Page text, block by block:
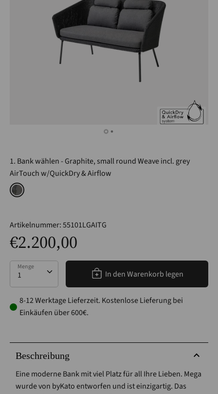
1. Bank wählen Graphite, small round Weave incl. grey
AirTouch w/QuickDry & Airflow
Artikelnummer:55101LGAITG
€2.200,00
Menge
Menge
In den Warenkorb legen
8-12 Werktage Lieferzeit. Kostenlose Lieferung bei
Einkäufen über 600€.
Beschreibung
Eine moderne Bank mit viel Platz für all Ihre Lieben. Mega
wurde von byKato entworfen und ist einzigartig. Das